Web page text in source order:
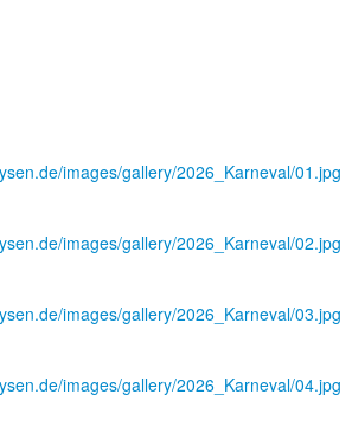
images/gallery/2026_Karneval/01.jpg
images/gallery/2026_Karneval/02.jpg
images/gallery/2026_Karneval/03.jpg
images/gallery/2026_Karneval/04.jpg